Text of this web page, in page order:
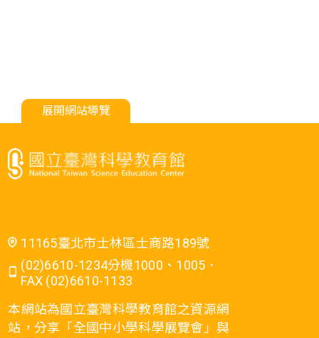
展開網站導覽
11165臺北市士林區士商路189號
(02)6610-1234分機1000、1005．
FAX (02)6610-1133
本網站為國立臺灣科學教育館之資源網
站，分享「全國中小學科學展覽會」與